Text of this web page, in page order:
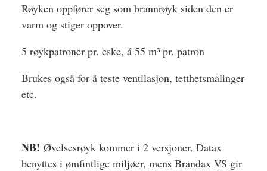
Røyken oppfører seg som brannrøyk siden den er
varm og stiger oppover.
5 røykpatroner pr. eske, á 55 m³ pr. patron
Brukes også for å teste ventilasjon, tetthetsmålinger
etc.
NB! Øvelsesrøyk kommer i 2 versjoner. Datax
benyttes i ømfintlige miljøer, mens Brandax VS gir